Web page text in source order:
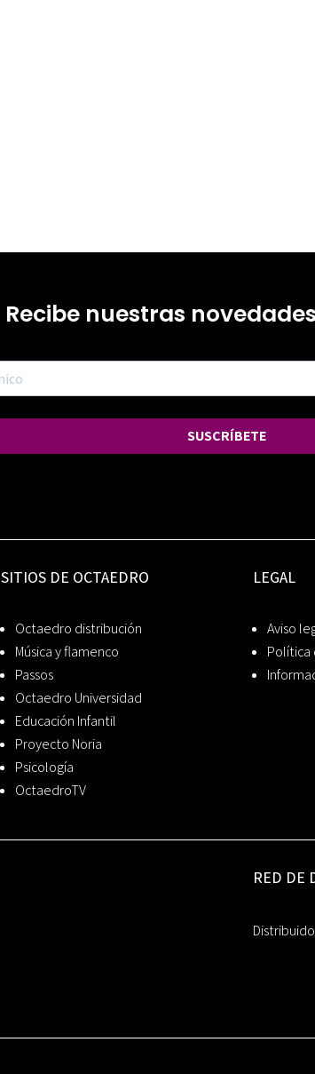
Recibe nuestras
SUSCRÍBETE
SITIOS DE OCTAEDRO
Octaedro distribución
Música y flamenco
Passos
Octaedro Universidad
Educación Infantil
Proyecto Noria
Psicología
OctaedroTV
LEGAL
Aviso
Política
RED DE